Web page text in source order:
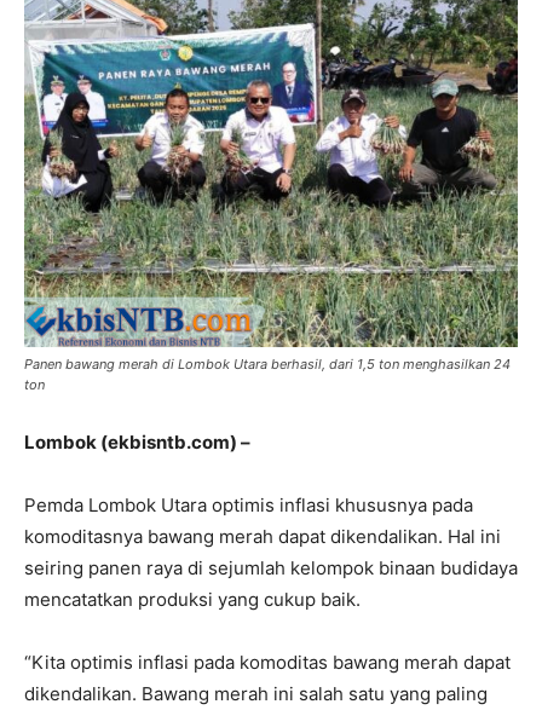
Panen bawang merah di Lombok Utara berhasil, dari 1,5 ton menghasilkan 24
ton
Lombok (ekbisntb.com) –
Pemda Lombok Utara optimis inflasi khususnya pada
komoditasnya bawang merah dapat dikendalikan. Hal ini
seiring panen raya di sejumlah kelompok binaan budidaya
mencatatkan produksi yang cukup baik.
“Kita optimis inflasi pada komoditas bawang merah dapat
dikendalikan. Bawang merah ini salah satu yang paling